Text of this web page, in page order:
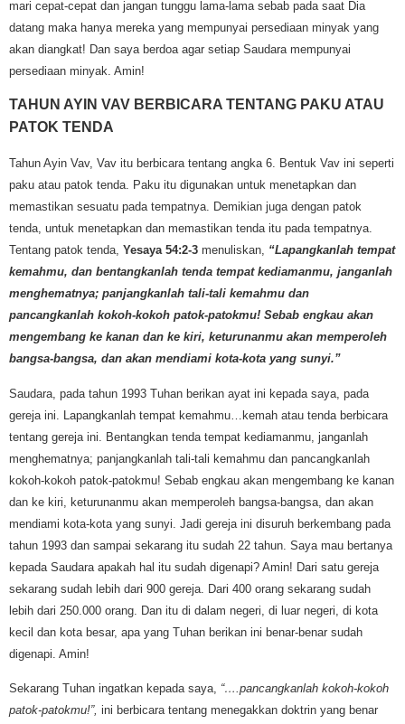
mari cepat-cepat dan jangan tunggu lama-lama sebab pada saat Dia
datang maka hanya mereka yang mempunyai persediaan minyak yang
akan diangkat! Dan saya berdoa agar setiap Saudara mempunyai
persediaan minyak. Amin!
TAHUN AYIN VAV BERBICARA TENTANG PAKU ATAU
PATOK TENDA
Tahun Ayin Vav, Vav itu berbicara tentang angka 6. Bentuk Vav ini seperti
paku atau patok tenda. Paku itu digunakan untuk menetapkan dan
memastikan sesuatu pada tempatnya. Demikian juga dengan patok
tenda, untuk menetapkan dan memastikan tenda itu pada tempatnya.
Tentang patok tenda, Yesaya 54:2-3 menuliskan, “Lapangkanlah tempat
kemahmu, dan bentangkanlah tenda tempat kediamanmu, janganlah
menghematnya; panjangkanlah tali-tali kemahmu dan
pancangkanlah kokoh-kokoh patok-patokmu! Sebab engkau akan
mengembang ke kanan dan ke kiri, keturunanmu akan memperoleh
bangsa-bangsa, dan akan mendiami kota-kota yang sunyi.”
Saudara, pada tahun 1993 Tuhan berikan ayat ini kepada saya, pada
gereja ini. Lapangkanlah tempat kemahmu…kemah atau tenda berbicara
tentang gereja ini. Bentangkan tenda tempat kediamanmu, janganlah
menghematnya; panjangkanlah tali-tali kemahmu dan pancangkanlah
kokoh-kokoh patok-patokmu! Sebab engkau akan mengembang ke kanan
dan ke kiri, keturunanmu akan memperoleh bangsa-bangsa, dan akan
mendiami kota-kota yang sunyi. Jadi gereja ini disuruh berkembang pada
tahun 1993 dan sampai sekarang itu sudah 22 tahun. Saya mau bertanya
kepada Saudara apakah hal itu sudah digenapi? Amin! Dari satu gereja
sekarang sudah lebih dari 900 gereja. Dari 400 orang sekarang sudah
lebih dari 250.000 orang. Dan itu di dalam negeri, di luar negeri, di kota
kecil dan kota besar, apa yang Tuhan berikan ini benar-benar sudah
digenapi. Amin!
Sekarang Tuhan ingatkan kepada saya, “….pancangkanlah kokoh-kokoh
patok-patokmu!”, ini berbicara tentang menegakkan doktrin yang benar